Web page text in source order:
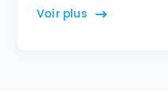
Voir plus